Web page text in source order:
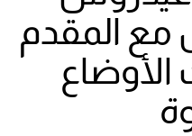
مع المقدم
الأوضاع